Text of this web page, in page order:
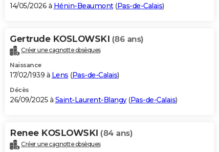
BONS PLANS
Carte de Noël
Carte Bonne année
Carte Saint-Valentin
Carte Pâques
Carte d'anniversaire
DICTIONNAIRE
Dictionnaire
Biographies
Citations
Expressions
Proverbes
PROGRAMME TV
S'inscrire
Se connecter
Lycées
Collèges
Primaires
Universités
Entreprises
Service militaire
Avis de recherche
AVIS DE DÉCÈS
Bricolage
Lifestyle
Culture
Sport
Auto
Television
Voyage
Cinema
14/05/2026 à Hénin-Beaumont(Pas-de-Calais)
Gertrude KOSLOWSKI (86 ans)
Créer une cagnotte obsèques
Naissance
17/02/1939 à Lens (Pas-de-Calais)
Décès
26/09/2025 à Saint-Laurent-Blangy(Pas-de-Calais)
Renee KOSLOWSKI (84 ans)
Créer une cagnotte obsèques